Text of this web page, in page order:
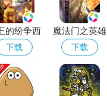
的纷争西
陆应用宝
载最新版
下载
魔法门之英雄
无敌王朝应用
宝版官方最新
版
下载